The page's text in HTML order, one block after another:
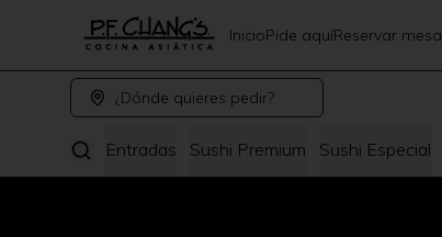
InicioPide aquíReservar mesa
¿Dónde quieres pedir?
Entradas Sushi Premium Sushi Especial